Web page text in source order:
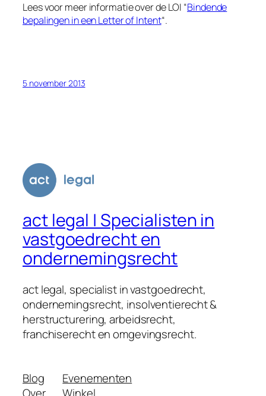
Lees voor meer informatie over de LOI “Bindende
bepalingen in een Letter of Intent“.
5 november 2013
act legal | Specialisten in
vastgoedrecht en
ondernemingsrecht
act legal, specialist in vastgoedrecht,
ondernemingsrecht, insolventierecht &
herstructurering, arbeidsrecht,
franchiserecht en omgevingsrecht.
Blog
Over
Evenementen
Winkel